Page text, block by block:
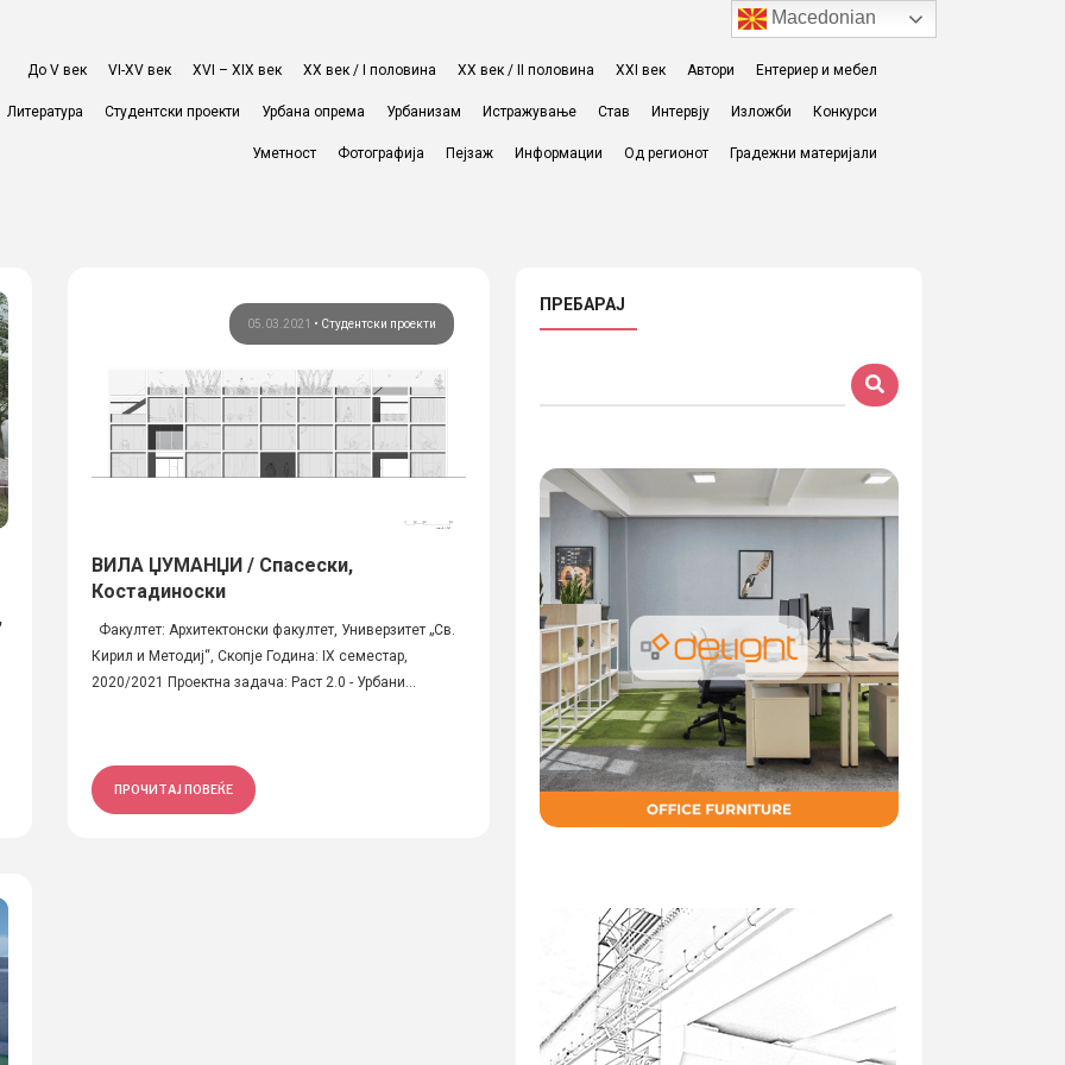
До V век VI-XV век XVI – XIX век ХХ век / I половина ХХ век / II половина XXI век Автори Ентериер и мебел
Литература Студентски проекти Урбана опрема Урбанизам Истражување Став Интервју Изложби Конкурси
Уметност Фотографија Пејзаж Информации Од регионот Градежни материјали
05.03.2021 • Студентски проекти
ВИЛА ЏУМАНЏИ / Спасески,
Костадиноски
Факултет: Архитектонски факултет, Универзитет „Св.
Кирил и Методиј“, Скопје Година: IX семестар,
2020/2021 Проектна задача: Раст 2.0 - Урбани...
ПРОЧИТАЈ ПОВЕЌЕ
ПРЕБАРАЈ
Macedonian